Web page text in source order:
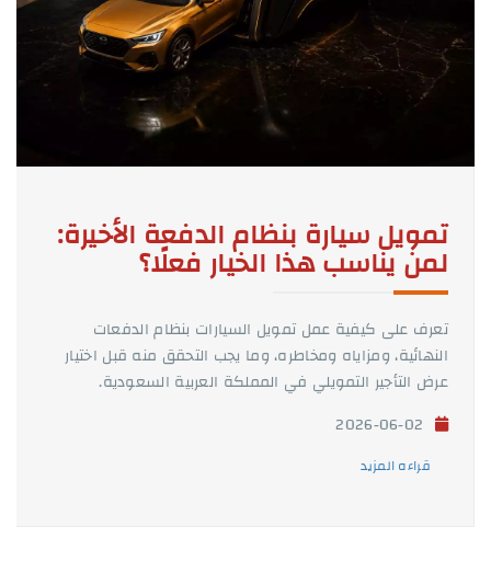
تمويل سيارة بنظام الدفعة الأخيرة:
لمن يناسب هذا الخيار فعلًا؟
تعرف على كيفية عمل تمويل السيارات بنظام الدفعات
النهائية، ومزاياه ومخاطره، وما يجب التحقق منه قبل اختيار
عرض التأجير التمويلي في المملكة العربية السعودية.
قراءه المزيد